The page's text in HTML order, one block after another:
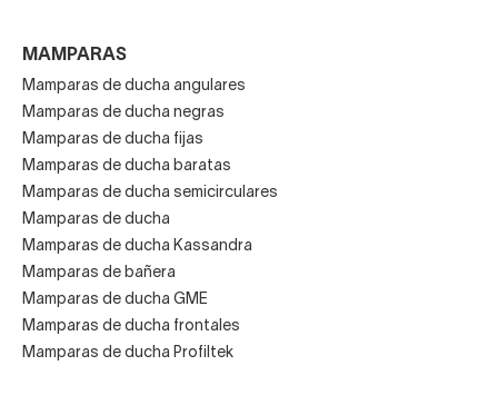
MAMPARAS
Mamparas de ducha angulares
Mamparas de ducha negras
Mamparas de ducha fijas
Mamparas de ducha baratas
Mamparas de ducha semicirculares
Mamparas de ducha
Mamparas de ducha Kassandra
Mamparas de bañera
Mamparas de ducha GME
Mamparas de ducha frontales
Mamparas de ducha Profiltek